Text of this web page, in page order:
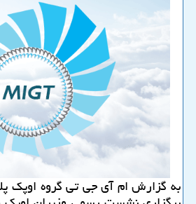
به گزارش ام آی جی تی گروه اوپك